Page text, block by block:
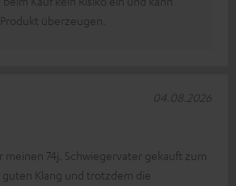
überzeugen.
meinen 74j. Schwiegervater gekauft zum
guten Klang und trotzdem die
04.08.2026